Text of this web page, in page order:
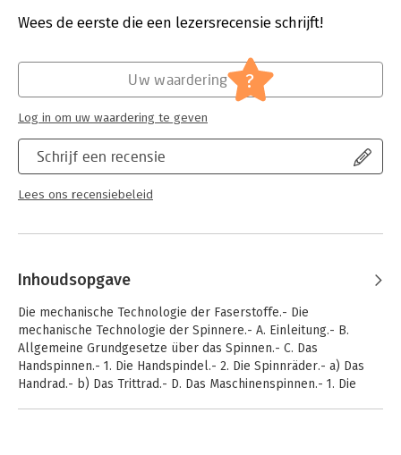
Wees de eerste die een lezersrecensie schrijft!
Schrijf een recensie
Lees ons recensiebeleid
Uw waardering ?
Log in om uw waardering te geven
Inhoudsopgave
Die mechanische Technologie der Faserstoffe.- Die
mechanische Technologie der Spinnere.- A. Einleitung.- B.
Allgemeine Grundgesetze über das Spinnen.- C. Das
Handspinnen.- 1. Die Handspindel.- 2. Die Spinnräder.- a) Das
Handrad.- b) Das Trittrad.- D. Das Maschinenspinnen.- 1. Die